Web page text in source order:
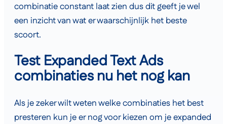
combinatie constant laat zien dus dit geeft je wel
een inzicht van wat er waarschijnlijk het beste
scoort.
Test Expanded Text Ads
combinaties nu het nog kan
Als je zeker wilt weten welke combinaties het best
presteren kun je er nog voor kiezen om je expanded